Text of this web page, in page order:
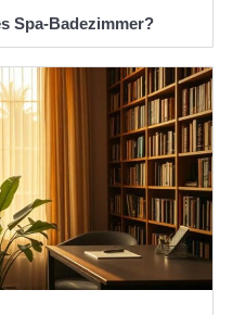
Spa-Badezimmer?